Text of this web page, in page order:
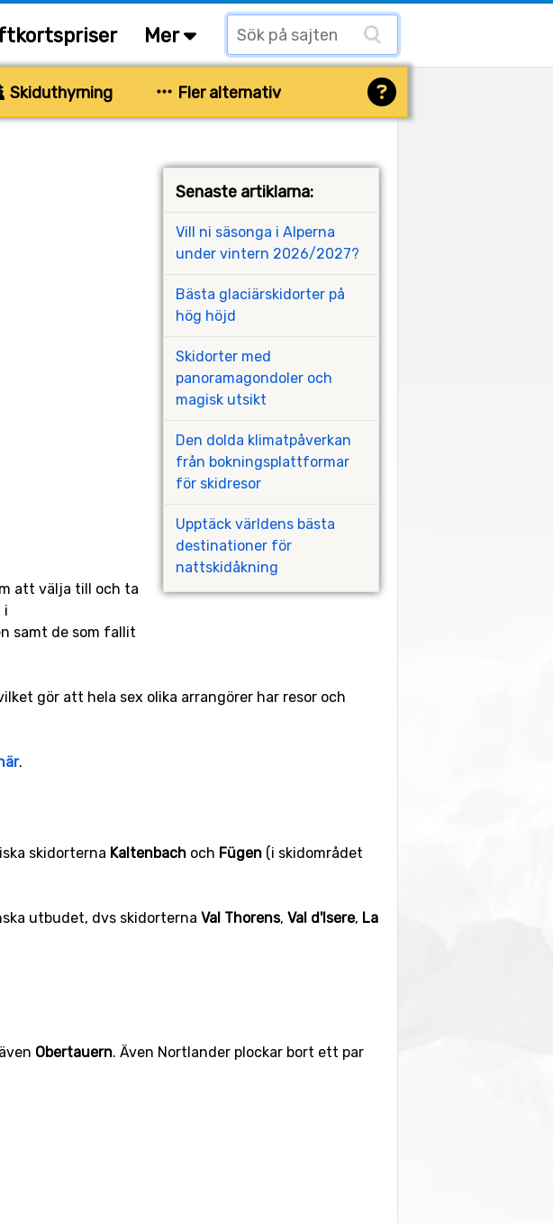
Mer
Skiduthyrning Fler alternativ
Senaste artiklarna:
Vill ni säsonga i Alperna
under vintern 2026/2027?
Bästa glaciärskidorter på
hög höjd
Skidorter med
panoramagondoler och
magisk utsikt
Den dolda klimatpåverkan
från bokningsplattformar
för skidresor
Upptäck världens bästa
destinationer för
nattskidåkning
att välja till och ta
i
samt de som fallit
gör att hela sex olika arrangörer har resor och
.
skidorterna Kaltenbach och Fügen (i skidområdet
utbudet, dvs skidorterna Val Thorens, Val d'Isere, La
Obertauern. Även Nortlander plockar bort ett par